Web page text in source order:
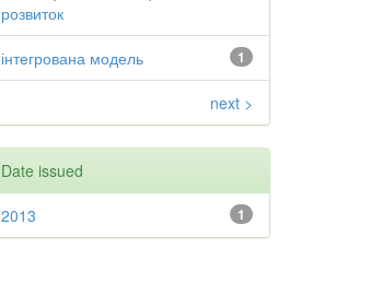
розвиток
1
інтегрована модель
next >
Date issued
1
2013